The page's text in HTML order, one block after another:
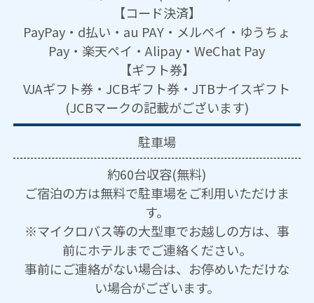
【コード決済】
PayPay・d払い・au PAY・メルペイ・ゆうちょ
Pay・楽天ペイ・Alipay・WeChat Pay
【ギフト券】
VJAギフト券・JCBギフト券・JTBナイスギフト
(JCBマークの記載がございます)
駐車場
約60台収容(無料)
ご宿泊の方は無料で駐車場をご利用いただけま
す。
※マイクロバス等の大型車でお越しの方は、事
前にホテルまでご連絡ください。
事前にご連絡がない場合は、お停めいただけな
い場合がございます。